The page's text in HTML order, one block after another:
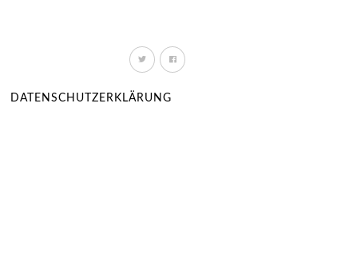
DATENSCHUTZERKLÄRUNG